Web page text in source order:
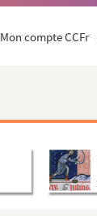
Mon compte CCFr